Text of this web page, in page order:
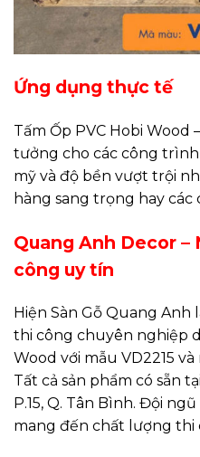
Ứng dụng thực tế
Tấm Ốp PVC Hobi Wood
tưởng cho các công
mỹ và độ bền vượt trội
hàng sang trọng hay các
Quang Anh Decor
công uy tín
Hiện Sàn Gỗ Quang
thi công chuyên nghiệp
Wood với mẫu VD2215
Tất cả sản phẩm có sẵn
P.15, Q. Tân Bình. Đội
mang đến chất lượng thi